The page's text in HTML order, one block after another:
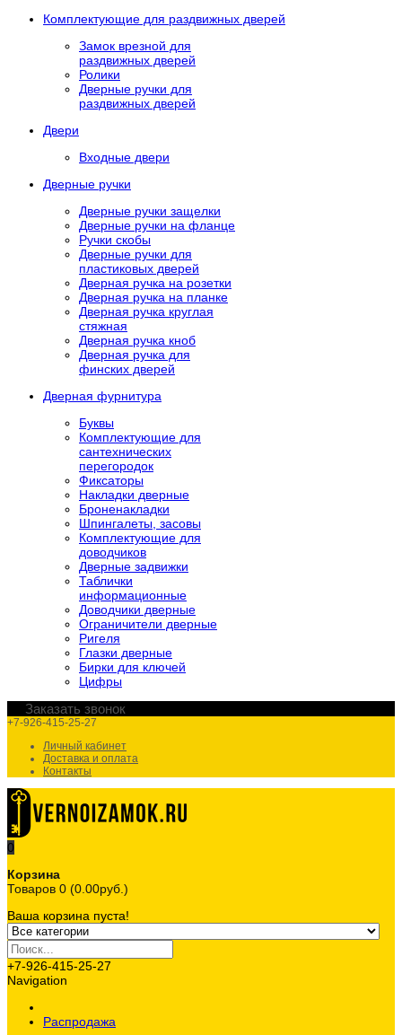
Комплектующие для раздвижных дверей
Замок врезной для
раздвижных дверей
Ролики
Дверные ручки для
раздвижных дверей
Двери
Входные двери
Дверные ручки
Дверные ручки защелки
Дверные ручки на фланце
Ручки скобы
Дверные ручки для
пластиковых дверей
Дверная ручка на розетки
Дверная ручка на планке
Дверная ручка круглая
стяжная
Дверная ручка кноб
Дверная ручка для
финских дверей
Дверная фурнитура
Буквы
Комплектующие для
сантехнических
перегородок
Фиксаторы
Накладки дверные
Броненакладки
Шпингалеты, засовы
Комплектующие для
доводчиков
Дверные задвижки
Таблички
информационные
Доводчики дверные
Ограничители дверные
Ригеля
Глазки дверные
Бирки для ключей
Цифры
Заказать звонок
+7-926-415-25-27
Личный кабинет
Доставка и оплата
Контакты
0
Корзина
Товаров 0 (0.00руб.)
Ваша корзина пуста!
+7-926-415-25-27
Navigation
Распродажа